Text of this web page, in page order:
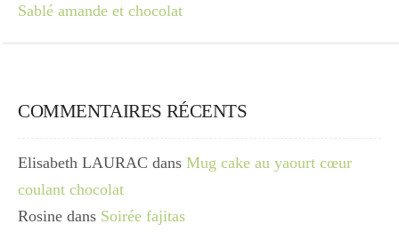
Sablé amande et chocolat
COMMENTAIRES RÉCENTS
Elisabeth LAURAC dans Mug cake au yaourt cœur
coulant chocolat
Rosine dans Soirée fajitas